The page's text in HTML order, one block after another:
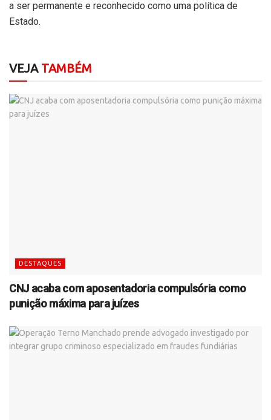
a ser permanente e reconhecido como uma política de
Estado.
VEJATAMBÉM
DESTAQUES
CNJ acaba com aposentadoria compulsória como
punição máxima para juízes